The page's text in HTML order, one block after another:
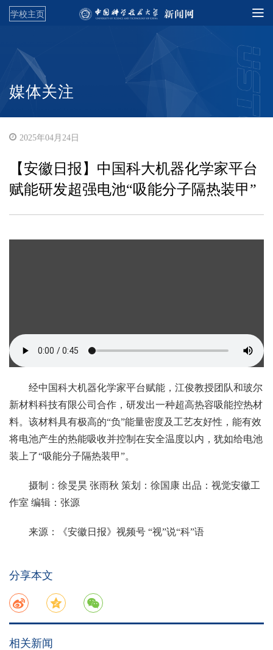
学校主页
媒体关注
2025年04月24日
【安徽日报】中国科大机器化学家平台
赋能研发超强电池“吸能分子隔热装甲”
经中国科大机器化学家平台赋能，江俊教授团队和玻尔
新材料科技有限公司合作，研发出一种超高热容吸能控热材
料。该材料具有极高的“负”能量密度及工艺友好性，能有效
将电池产生的热能吸收并控制在安全温度以内，犹如给电池
装上了“吸能分子隔热装甲”。
摄制：徐旻昊 张雨秋 策划：徐国康 出品：视觉安徽工
作室 编辑：张源
来源：《安徽日报》视频号 “视”说“科”语
分享本文
相关新闻